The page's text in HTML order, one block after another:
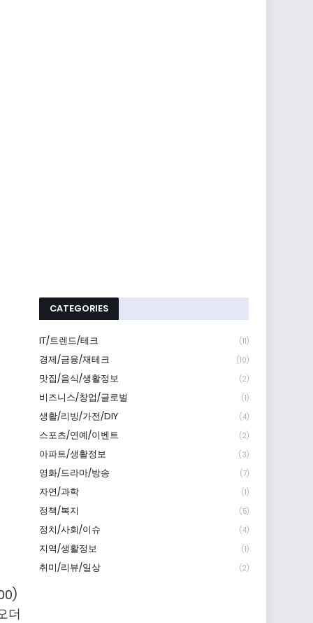
더
CATEGORIES
IT/트렌드/테크 (11)
경제/금융/재테크 (10)
맛집/음식/생활정보 (2)
비즈니스/창업/글로벌 (1)
생활/리빙/가전/DIY (4)
스포츠/연예/이벤트 (2)
아파트/생활정보 (3)
영화/드라마/방송 (7)
자연/과학 (1)
정책/복지 (5)
정치/사회/이슈 (4)
지역/생활정보 (1)
취미/리뷰/일상 (2)